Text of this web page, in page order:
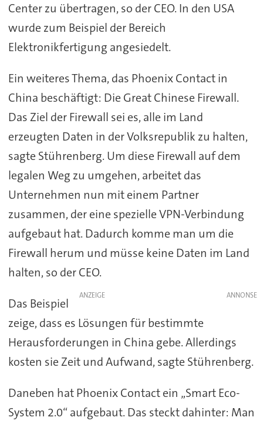
Center zu übertragen, so der CEO. In den USA
wurde zum Beispiel der Bereich
Elektronikfertigung angesiedelt.
Ein weiteres Thema, das Phoenix Contact in
China beschäftigt: Die Great Chinese Firewall.
Das Ziel der Firewall sei es, alle im Land
erzeugten Daten in der Volksrepublik zu halten,
sagte Stührenberg. Um diese Firewall auf dem
legalen Weg zu umgehen, arbeitet das
Unternehmen nun mit einem Partner
zusammen, der eine spezielle VPN-Verbindung
aufgebaut hat. Dadurch komme man um die
Firewall herum und müsse keine Daten im Land
halten, so der CEO.
ANZEIGE
Das Beispiel
zeige, dass es Lösungen für bestimmte
Herausforderungen in China gebe. Allerdings
kosten sie Zeit und Aufwand, sagte Stührenberg.
Daneben hat Phoenix Contact ein „Smart Eco-
System 2.0“ aufgebaut. Das steckt dahinter: Man